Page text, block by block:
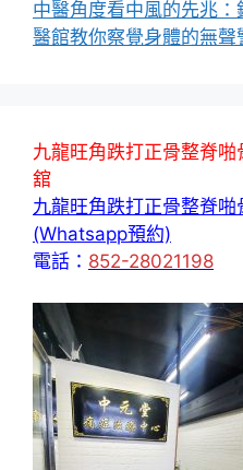
中醫角度看中風的先兆
醫館教你察覺身體的無聲
九龍旺角跌打正骨整脊
舘
九龍旺角跌打正骨整脊
(Whatsapp預約)
電話： 852-28021198